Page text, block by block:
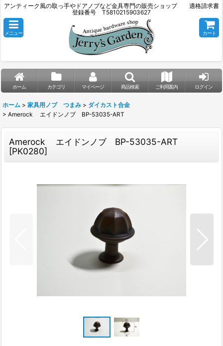
アンティーク風の取っ手やドアノブなど金具専門の販売ショップ 適格請求書
登録番号 T5810215903627
メニュー カート
ホーム カテゴリ マイページ 商品検索 ご利用案内 ログイン
ホーム > 家具用ノブ つまみ > ダイカスト合金
> Amerock エイドンノブ BP-53035-ART
Amerock エイドンノブ BP-53035-ART
[PK0280]